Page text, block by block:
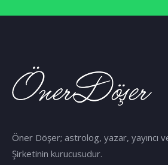
Öner Döşer; astrolog, yazar, yayıncı
Şirketinin kurucusudur.